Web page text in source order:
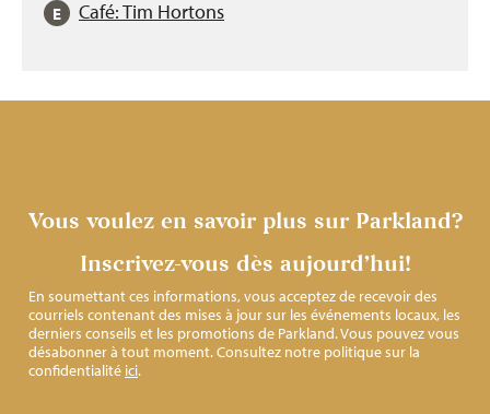
Café: Tim Hortons
Vous voulez en savoir plus sur Parkland?
Inscrivez-vous dès aujourd’hui!
En soumettant ces informations, vous acceptez de recevoir des
courriels contenant des mises à jour sur les événements locaux, les
derniers conseils et les promotions de Parkland. Vous pouvez vous
désabonner à tout moment. Consultez notre politique sur la
confidentialité ici.